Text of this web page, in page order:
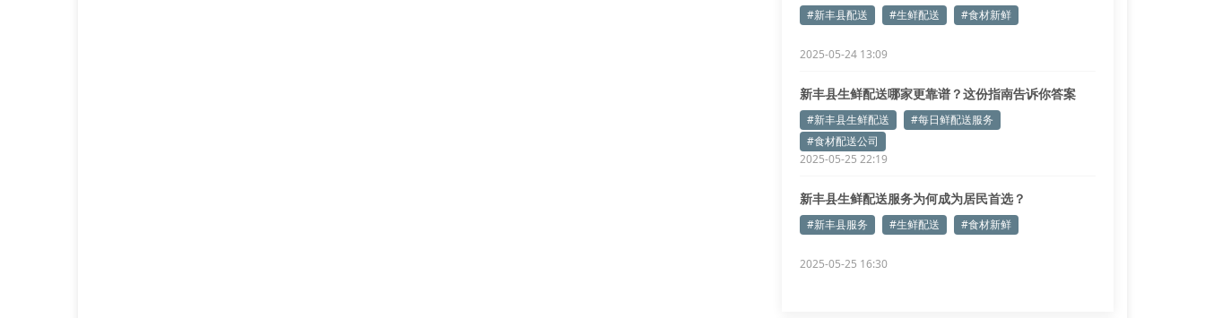
#新丰县配送 #生鲜配送 #食材新鲜
2025-05-24 13:09
新丰县生鲜配送哪家更靠谱？这份指南告诉你答案
#新丰县生鲜配送
#每日鲜配送服务
#食材配送公司
2025-05-25 22:19
新丰县生鲜配送服务为何成为居民首选？
#新丰县服务 #生鲜配送 #食材新鲜
2025-05-25 16:30